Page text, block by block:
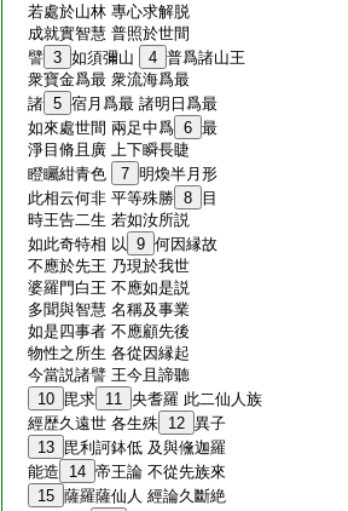
若處於山林 專心求解脱
成就實智慧 普照於世間
譬 3 如須彌山 4 普爲諸山王
衆寶金爲最 衆流海爲最
諸 5 宿月爲最 諸明日爲最
如來處世間 兩足中爲 6 最
淨目脩且廣 上下瞬長睫
瞪矚紺青色
7 明煥半月形
此相云何非 平等殊勝 8
目
時王告二生 若如汝所説
如此奇特相 以 9 何因縁故
不應於先王 乃現於我世
婆羅門白王 不應如是説
多聞與智慧 名稱及事業
如是四事者 不應顧先後
物性之所生 各從因縁起
今當説諸譬 王今且諦聽
10 毘求 11 央耆羅 此二仙人族
經歴久遠世 各生殊 12 異子
13 毘利訶鉢低 及與儵迦羅
能造
14 帝王論 不從先族來
15 薩羅薩仙人 經論久斷絶